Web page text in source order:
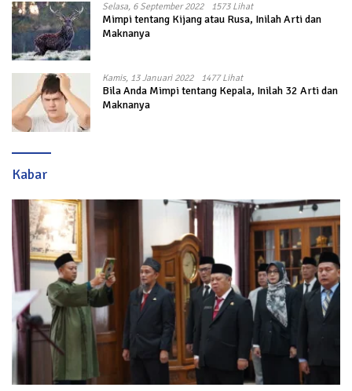
Selasa, 6 September 2022 1573 Lihat
Mimpi tentang Kijang atau Rusa, Inilah Arti dan
Maknanya
Kamis, 13 Januari 2022 1477 Lihat
Bila Anda Mimpi tentang Kepala, Inilah 32 Arti dan
Maknanya
Kabar